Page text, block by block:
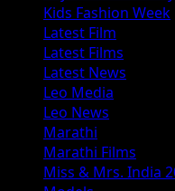
Kids Fashion Week
Latest Film
Latest Films
Latest News
Leo Media
Leo News
Marathi
Marathi Films
Miss & Mrs. India